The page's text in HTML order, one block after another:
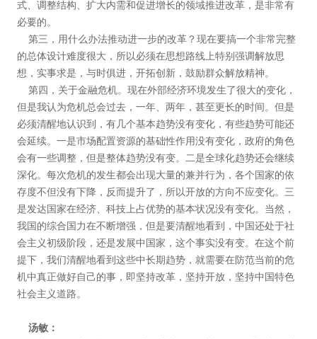
式、调整结构、扩大内需和促进增长的领域推进改革，是非常有
必要的。
第三，用什么办法推动进一步的改革？现在要搞一个非常完整
的总体设计难度很大，所以必须在思想路线上特别强调解放思
想，实事求是，与时俱进，开拓创新，鼓励群众解放精神。
第四，关于金融危机。现在外部经济环境发生了很大的变化，
但是我认为危机总会过去，一年、两年，甚至更长的时间。但是
必须清醒地认识到，有几个基本趋势没有变化，有些趋势可能还
会延续。一是市场配置资源的基础性作用没有变化，政府的角色
会有一些调整，但是整体趋势没有变。二是全球化趋势还会继续
深化。每次危机的发生都会出现大量的兼并行为，各个国家的依
存度不但没有下降，反而提升了，所以开放的方向不应变化。三
是发达国家在经济、科技上占优势的基本状况没有变化。当然，
我国的综合国力在不断增强，但是要清醒地看到，中国还处于社
会主义初级阶段，还是发展中国家，这个事实没有变。在这个前
提下，我们清醒地看到这些中长期趋势，就需要在防范当前的危
机中真正做好自己的事，即坚持改革，坚持开放，坚持中国特色
社会主义道路。
汤敏：